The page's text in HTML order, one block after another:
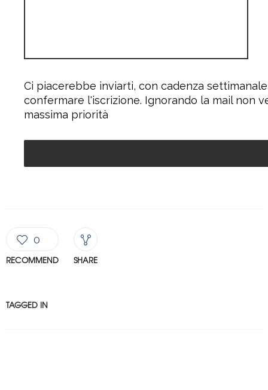
Ci piacerebbe inviarti, con cadenza
confermare l'iscrizione. Ignorando la mail non
massima priorità
0
RECOMMEND SHARE
TAGGED IN